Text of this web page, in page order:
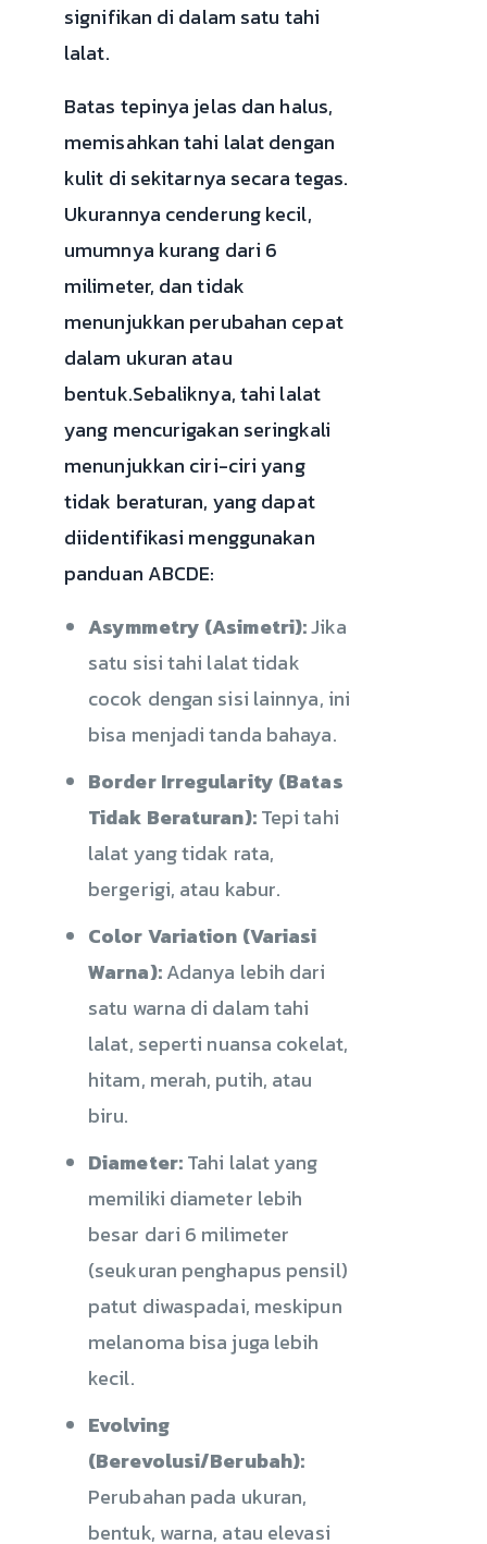
signifikan di dalam satu tahi
lalat.
Batas tepinya jelas dan halus,
memisahkan tahi lalat dengan
kulit di sekitarnya secara tegas.
Ukurannya cenderung kecil,
umumnya kurang dari 6
milimeter, dan tidak
menunjukkan perubahan cepat
dalam ukuran atau
bentuk.Sebaliknya, tahi lalat
yang mencurigakan seringkali
menunjukkan ciri-ciri yang
tidak beraturan, yang dapat
diidentifikasi menggunakan
panduan ABCDE:
Asymmetry (Asimetri):Jika
satu sisi tahi lalat tidak
cocok dengan sisi lainnya, ini
bisa menjadi tanda bahaya.
Border Irregularity (Batas
Tidak Beraturan):Tepi tahi
lalat yang tidak rata,
bergerigi, atau kabur.
Color Variation (Variasi
Warna):Adanya lebih dari
satu warna di dalam tahi
lalat, seperti nuansa cokelat,
hitam, merah, putih, atau
biru.
Diameter:Tahi lalat yang
memiliki diameter lebih
besar dari 6 milimeter
(seukuran penghapus pensil)
patut diwaspadai, meskipun
melanoma bisa juga lebih
kecil.
Evolving
(Berevolusi/Berubah):
Perubahan pada ukuran,
bentuk, warna, atau elevasi